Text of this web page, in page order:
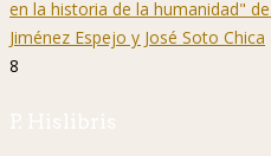
8
P. Hislibris